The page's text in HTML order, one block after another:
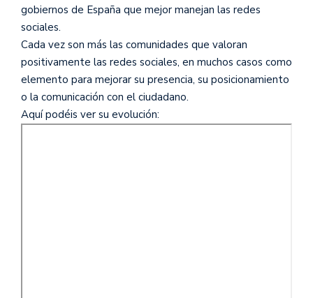
gobiernos de España que mejor manejan las redes
sociales.
Cada vez son más las comunidades que valoran
positivamente las redes sociales, en muchos casos como
elemento para mejorar su presencia, su posicionamiento
o la comunicación con el ciudadano.
Aquí podéis ver su evolución: